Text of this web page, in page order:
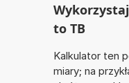
to TB
Kalkulator ten
miary; na